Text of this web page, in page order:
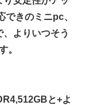
きのミニpc、
よりいつそう
。
と+よ